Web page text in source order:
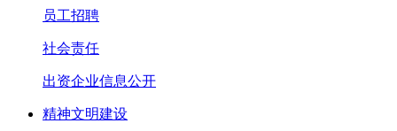
员工招聘
社会责任
出资企业信息公开
精神文明建设